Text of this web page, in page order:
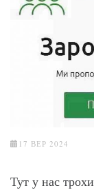
17 ВЕР 2024
Тут у нас